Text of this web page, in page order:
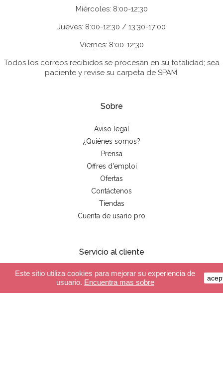
Miércoles: 8:00-12:30
Jueves: 8:00-12:30 / 13:30-17:00
Viernes: 8:00-12:30
Todos los correos recibidos se procesan en su totalidad; sea
paciente y revise su carpeta de SPAM.
Sobre
Aviso legal
¿Quiénes somos?
Prensa
Offres d'emploi
Ofertas
Contáctenos
Tiendas
Cuenta de usario pro
Servicio al cliente
Pago seguro
Entrega
Este sitio utiliza cookies para mejorar su experiencia de
usuario. Encuentra mas sobre